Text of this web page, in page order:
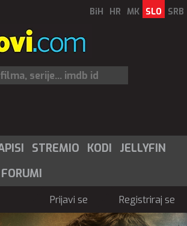
BiH HR MK SLO SRB
STREMIO KODI
JELLYFIN
FORUMI
Prijavi se Registriraj se